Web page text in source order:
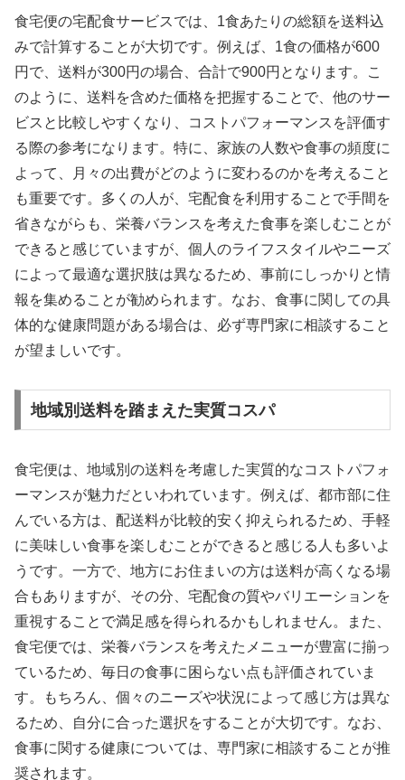
食宅便の宅配食サービスでは、1食あたりの総額を送料込
みで計算することが大切です。例えば、1食の価格が600
円で、送料が300円の場合、合計で900円となります。こ
のように、送料を含めた価格を把握することで、他のサー
ビスと比較しやすくなり、コストパフォーマンスを評価す
る際の参考になります。特に、家族の人数や食事の頻度に
よって、月々の出費がどのように変わるのかを考えること
も重要です。多くの人が、宅配食を利用することで手間を
省きながらも、栄養バランスを考えた食事を楽しむことが
できると感じていますが、個人のライフスタイルやニーズ
によって最適な選択肢は異なるため、事前にしっかりと情
報を集めることが勧められます。なお、食事に関しての具
体的な健康問題がある場合は、必ず専門家に相談すること
が望ましいです。
地域別送料を踏まえた実質コスパ
食宅便は、地域別の送料を考慮した実質的なコストパフォ
ーマンスが魅力だといわれています。例えば、都市部に住
んでいる方は、配送料が比較的安く抑えられるため、手軽
に美味しい食事を楽しむことができると感じる人も多いよ
うです。一方で、地方にお住まいの方は送料が高くなる場
合もありますが、その分、宅配食の質やバリエーションを
重視することで満足感を得られるかもしれません。また、
食宅便では、栄養バランスを考えたメニューが豊富に揃っ
ているため、毎日の食事に困らない点も評価されていま
す。もちろん、個々のニーズや状況によって感じ方は異な
るため、自分に合った選択をすることが大切です。なお、
食事に関する健康については、専門家に相談することが推
奨されます。